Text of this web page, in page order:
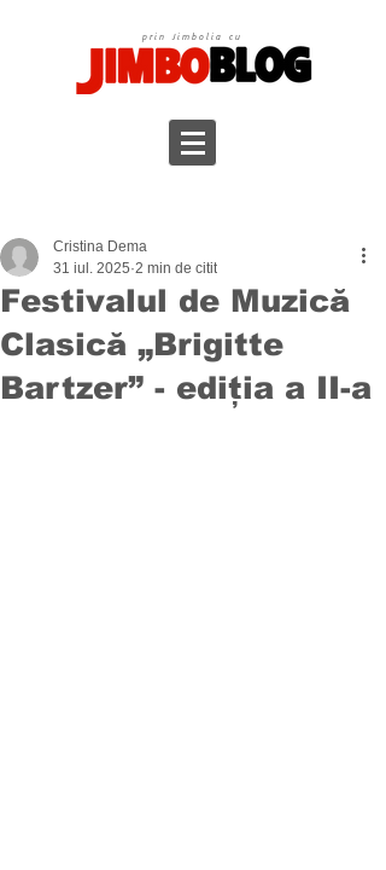
prin Jimbolia cu
Festivalul de Muzică
Clasică „Brigitte
Bartzer” - ediția a II-a
Cristina Dema
31 iul. 2025 2 min de citit